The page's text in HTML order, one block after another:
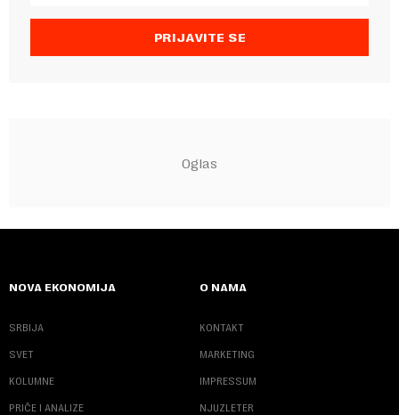
PRIJAVITE SE
NOVA EKONOMIJA
SRBIJA
SVET
KOLUMNE
PRIČE I ANALIZE
O NAMA
KONTAKT
MARKETING
IMPRESSUM
NJUZLETER